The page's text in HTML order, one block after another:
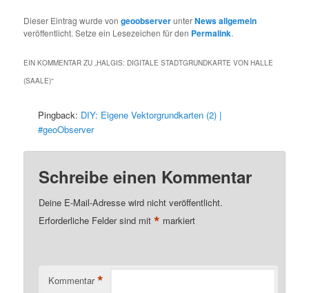
Dieser Eintrag wurde vongeoobserverunterNews allgemein
veröffentlicht. Setze ein Lesezeichen für den Permalink.
EIN KOMMENTAR ZU „HALGIS: DIGITALE STADTGRUNDKARTE VON HALLE
(SAALE)“
Pingback: DIY: Eigene Vektorgrundkarten (2) |
#geoObserver
Schreibe einen Kommentar
Deine E-Mail-Adresse wird nicht veröffentlicht.
Erforderliche Felder sind mit* markiert
Kommentar *